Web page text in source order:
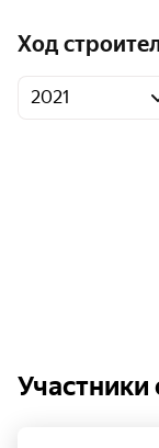
Ход
2021
Участники